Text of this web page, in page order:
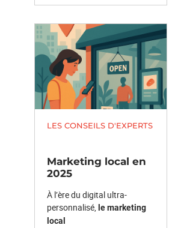
LES CONSEILS D'EXPERTS
Marketing local en
2025
À l’ère du digital ultra-
personnalisé, le marketing
local